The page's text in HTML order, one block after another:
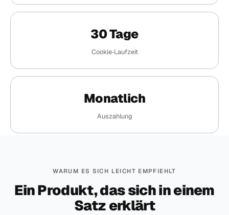
30 Tage
Cookie‑Laufzeit
Monatlich
Auszahlung
WARUM ES SICH LEICHT EMPFIEHLT
Ein Produkt, das sich in einem
Satz erklärt